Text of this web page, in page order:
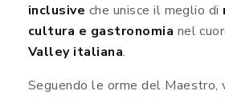
inclusive che unisce il meglio di
cultura e gastronomia nel
Valley italiana.
Seguendo le orme del Maestro,